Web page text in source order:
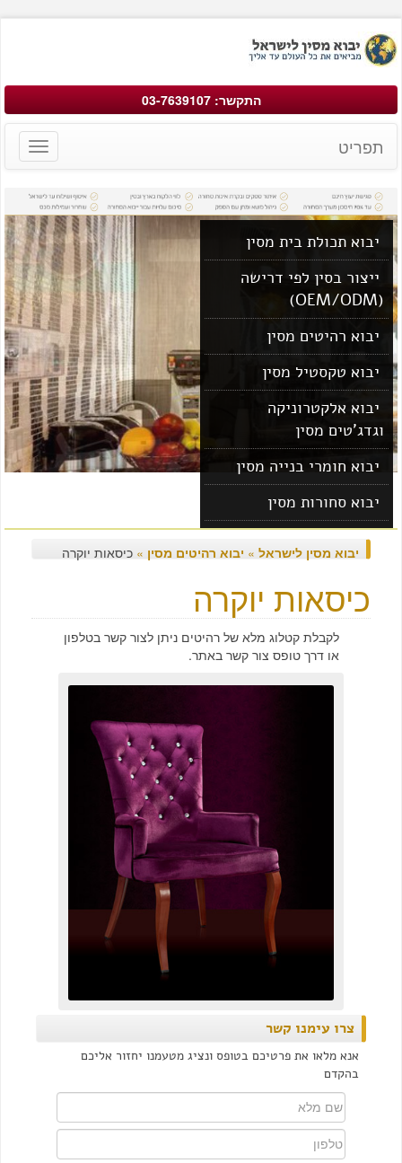
התקשר: 03-7639107
Toggle
תפריט
יבוא תכולת בית מסין
ייצור בסין לפי דרישה
יבוא רהיטים מסין
יבוא טקסטיל מסין
יבוא אלקטרוניקה
וגדג'טים מסין
יבוא חומרי בנייה מסין
יבוא סחורות מסין
יבוא מוצרים מסין
יבוא מסין לישראל»יבוא רהיטים מסין»כיסאות יוקרה
כיסאות יוקרה
לקבלת קטלוג מלא של רהיטים ניתן לצור קשר בטלפון
או דרך טופס צור קשר באתר.
צרו עימנו קשר
אנא מלאו את פרטיכם בטופס ונציג מטעמנו יחזור אליכם
בהקדם